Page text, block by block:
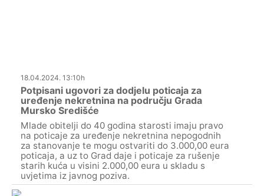
18.04.2024. 13:10h
Potpisani ugovori za dodjelu poticaja za
uređenje nekretnina na području Grada
Mursko Središće
Mlade obitelji do 40 godina starosti imaju pravo
na poticaje za uređenje nekretnina nepogodnih
za stanovanje te mogu ostvariti do 3.000,00 eura
poticaja, a uz to Grad daje i poticaje za rušenje
starih kuća u visini 2.000,00 eura u skladu s
uvjetima iz javnog poziva.